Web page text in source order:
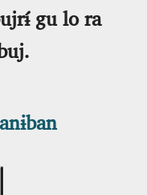
gu lo ra